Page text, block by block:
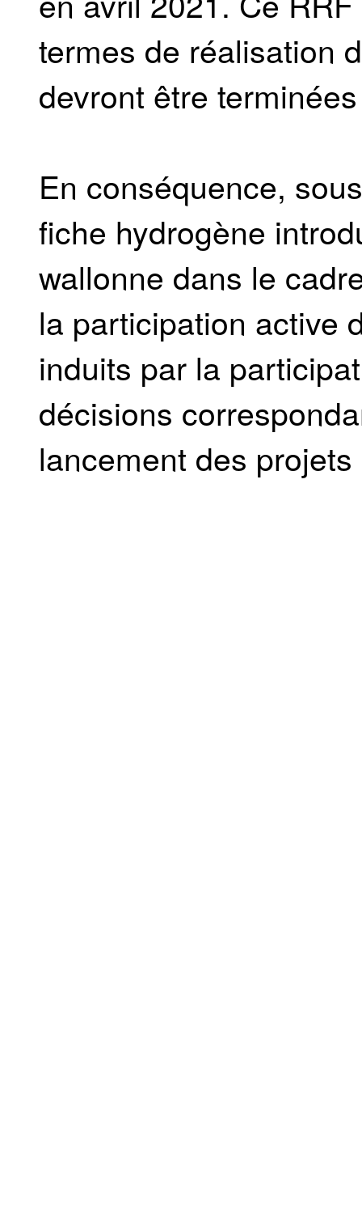
termes de réalisation
devront être
En conséquence,
fiche hydrogène
wallonne dans le
la participation active
induits par la
décisions
lancement des